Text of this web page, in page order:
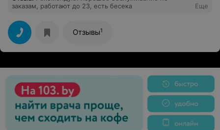
заказам, работают до 23, есть бесека
Еще
Отзывы1